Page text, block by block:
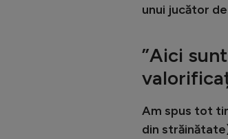
unui jucător
”Aici
Am spus tot
din